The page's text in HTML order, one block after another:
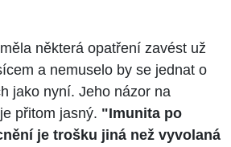
některá opatření zavést už
a nemuselo by se jednat o
jako nyní. Jeho názor na
přitom jasný. "Imunita po
je trošku jiná než vyvolaná